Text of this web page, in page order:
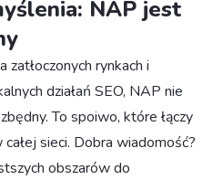
NAP jest
zatłoczonych rynkach i
działań SEO, NAP nie
To spoiwo, które łączy
sieci. Dobra wiadomość?
obszarów do